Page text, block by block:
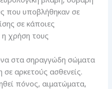
που υποβλήθηκαν σε
σε κάποιες
χρήση τους
στα σηραγγώδη σώματα
αρκετούς ασθενείς.
πόνος, αιματώματα,